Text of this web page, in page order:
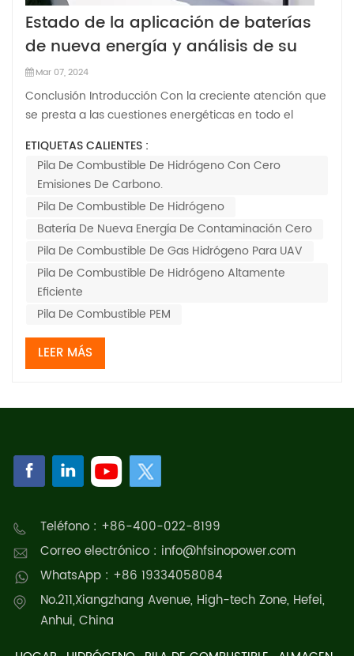
Estado de la aplicación de baterías
de nueva energía y análisis de su
desarrollo (V)
Mar 07, 2024
Conclusión Introducción Con la creciente atención que
se presta a las cuestiones energéticas en todo el
baterías se han convertido gradualmente en la
máxima prioridad de la investigación ci...
ETIQUETAS CALIENTES :
Pila De Combustible De Hidrógeno Con Cero
Emisiones De Carbono.
Pila De Combustible De Hidrógeno
Batería De Nueva Energía De Contaminación Cero
Pila De Combustible De Gas Hidrógeno Para UAV
Pila De Combustible De Hidrógeno Altamente
Eficiente
Pila De Combustible PEM
LEER MÁS
Teléfono : +86-400-022-8199
Correo electrónico : info@hfsinopower.com
WhatsApp : +86 19334058084
No.211,Xiangzhang Avenue, High-tech Zone, Hefei,
Anhui, China